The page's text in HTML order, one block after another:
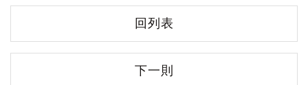
回列表
下一則